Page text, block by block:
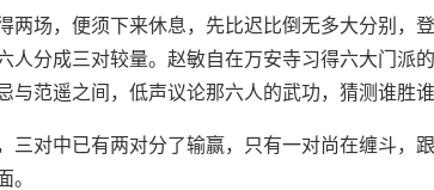
两场，便须下来休息，先比迟比倒无多大分别，
人分成三对较量。赵敏自在万安寺习得六大门派
与范遥之间，低声议论那六人的武功，猜测谁胜
三对中已有两对分了输赢，只有一对尚在缠斗，
。